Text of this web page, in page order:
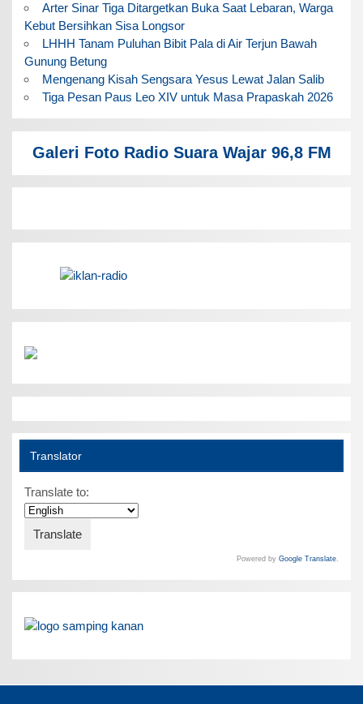
Arter Sinar Tiga Ditargetkan Buka Saat Lebaran, Warga
Kebut Bersihkan Sisa Longsor
LHHH Tanam Puluhan Bibit Pala di Air Terjun Bawah
Gunung Betung
Mengenang Kisah Sengsara Yesus Lewat Jalan Salib
Tiga Pesan Paus Leo XIV untuk Masa Prapaskah 2026
Galeri Foto Radio Suara Wajar 96,8 FM
Translator
Translate to:
Powered by Google Translate.